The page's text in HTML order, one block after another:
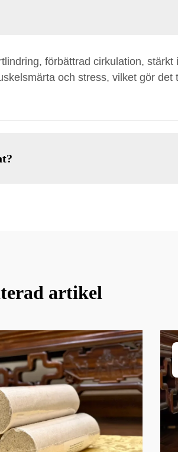
förbättrad cirkulation, stärkt
och stress, vilket gör det
artikel